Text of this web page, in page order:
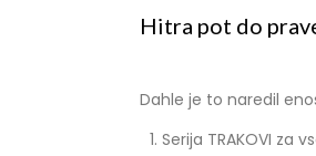
Hitra pot do
Dahle je to naredil
Serija TRAKOVI za